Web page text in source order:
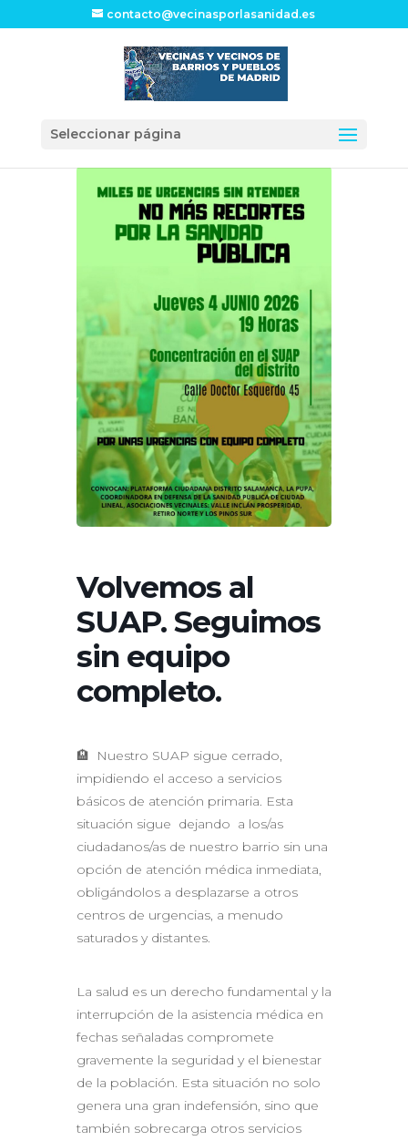
contacto@vecinasporlasanidad.es
Seleccionar página
Volvemos al
SUAP. Seguimos
sin equipo
completo.
🏨 Nuestro SUAP sigue cerrado,
impidiendo el acceso a servicios
básicos de atención primaria. Esta
situación sigue dejando a los/as
ciudadanos/as de nuestro barrio sin una
opción de atención médica inmediata,
obligándolos a desplazarse a otros
centros de urgencias, a menudo
saturados y distantes.
​La salud es un derecho fundamental y la
interrupción de la asistencia médica en
fechas señaladas compromete
gravemente la seguridad y el bienestar
de la población. Esta situación no solo
genera una gran indefensión, sino que
también sobrecarga otros servicios